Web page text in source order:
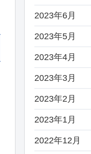
2023年6月
2023年5月
2023年4月
2023年3月
2023年2月
2023年1月
2022年12月